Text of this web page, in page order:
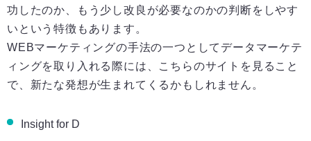
功したのか、もう少し改良が必要なのかの判断をしやす
いという特徴もあります。
WEBマーケティングの手法の一つとしてデータマーケテ
ィングを取り入れる際には、こちらのサイトを見ること
で、新たな発想が生まれてくるかもしれません。
Insight for D